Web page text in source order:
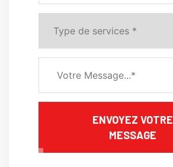
ENVOYEZ VOTRE
MESSAGE